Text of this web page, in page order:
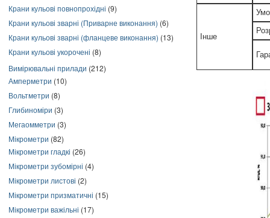
Крани кульові повнопрохідні (9)
Крани кульові зварні (Приварне виконання) (6)
Крани кульові зварні (фланцеве виконання) (13)
Крани кульові укорочені (8)
Вимірювальні прилади (212)
Амперметри (10)
Вольтметри (8)
Глибиноміри (3)
Мегаомметри (3)
Мікрометри (82)
Мікрометри гладкі (26)
Мікрометри зубомірні (4)
Мікрометри листові (2)
Мікрометри призматичні (15)
Мікрометри важільні (17)
Інше